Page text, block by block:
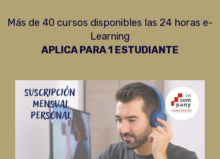
Más de 40 cursos disponibles las 24 horas e-
Learning
APLICA PARA 1 ESTUDIANTE